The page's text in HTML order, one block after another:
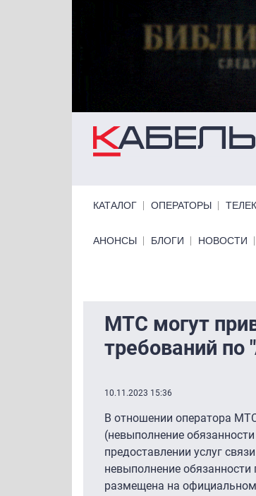
КАТАЛОГ ОПЕРАТОРЫ
Primary links bottom
АНОНСЫ БЛОГИ НОВОСТИ
МТС могут
требований по
10.11.2023 15:36
В отношении оператора
(невыполнение
предоставлении услуг
невыполнение
размещена на